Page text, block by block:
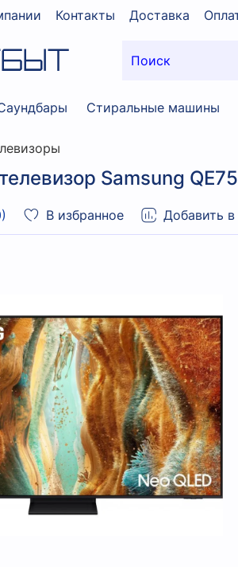
Контакты Доставка
Стиральные машины
Samsung
В избранное Добавить